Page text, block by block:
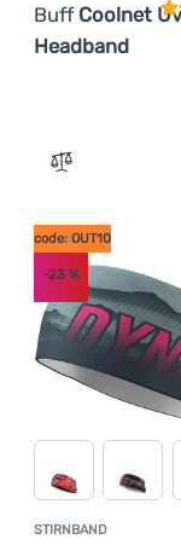
Buff Coolnet
Headband
Zum
STIRNBAND
code: OUT10
-23 %